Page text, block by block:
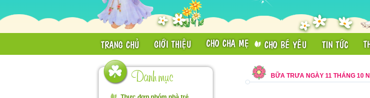
BỮA TRƯA NGÀY 11 THÁNG 10